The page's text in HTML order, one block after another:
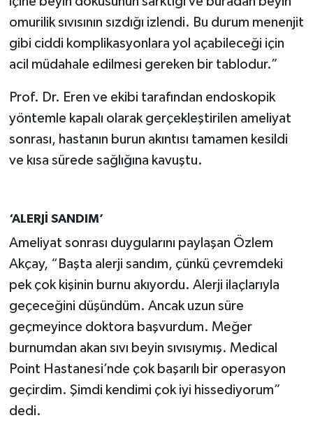
omurilik sıvısının sızdığı izlendi. Bu durum menenjit
gibi ciddi komplikasyonlara yol açabileceği için
acil müdahale edilmesi gereken bir tablodur.”
Prof. Dr. Eren ve ekibi tarafından endoskopik
yöntemle kapalı olarak gerçekleştirilen ameliyat
sonrası, hastanın burun akıntısı tamamen kesildi
ve kısa sürede sağlığına kavuştu.
‘ALERJİ SANDIM’
Ameliyat sonrası duygularını paylaşan Özlem
Akçay, “Başta alerji sandım, çünkü çevremdeki
pek çok kişinin burnu akıyordu. Alerji ilaçlarıyla
geçeceğini düşündüm. Ancak uzun süre
geçmeyince doktora başvurdum. Meğer
burnumdan akan sıvı beyin sıvısıymış. Medical
Point Hastanesi’nde çok başarılı bir operasyon
geçirdim. Şimdi kendimi çok iyi hissediyorum”
dedi.